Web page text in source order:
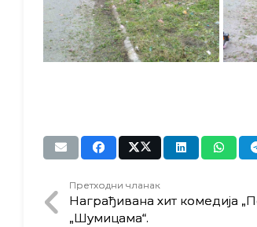
Претходни чланак
Награђивана хит комедија
„Шумицама“.